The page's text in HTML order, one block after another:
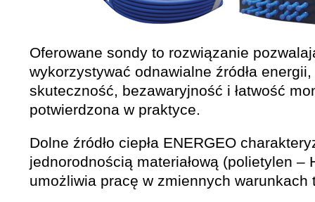
Oferowane sondy to rozwiązanie
wykorzystywać odnawialne źródła
skuteczność, bezawaryjność i łatwość
potwierdzona w praktyce.
Dolne źródło ciepła ENERGEO
jednorodnością materiałową (polietylen –
umożliwia pracę w zmiennych warunkach